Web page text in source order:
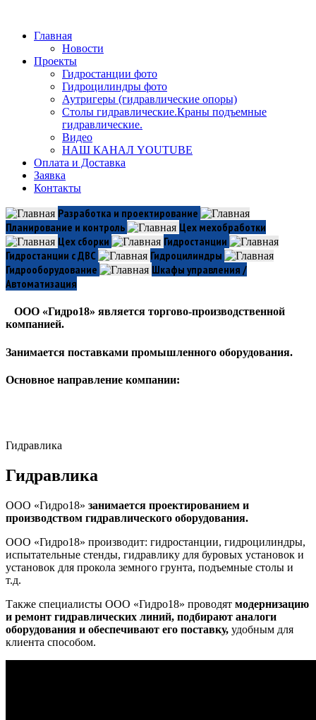
Главная
Новости
Проекты
Гидростанции фото
Гидроцилиндры фото
Аутригеры (гидравлические опоры)
Столы гидравлические.Краны подъемные
гидравлические.
Видео
НАШ КАНАЛ YOUTUBE
Оплата и Доставка
Заявка
Контакты
Разработка и проектирование
Планирование и контроль
Цех мехобработки
Цех сборки
Гидростанции
Гидростанции с ДВС
Гидроцилиндры
Гидрооборудование
Шкафы управления /
Автоматизация
ООО «Гидро18» является торгово-производственной
компанией.
Занимается поставками промышленного оборудования.
Основное направление компании:
Гидравлика
Гидравлика
ООО «Гидро18» занимается проектированием и
производством гидравлического оборудования.
ООО «Гидро18» производит: гидростанции, гидроцилиндры,
испытательные стенды, гидравлику для буровых установок и
установок для прокола земного грунта, подъемные столы и
т.д.
Также специалисты ООО «Гидро18» проводят модернизацию
и ремонт гидравлических линий, подбирают аналоги
оборудования и обеспечивают его поставку, удобным для
клиента способом.